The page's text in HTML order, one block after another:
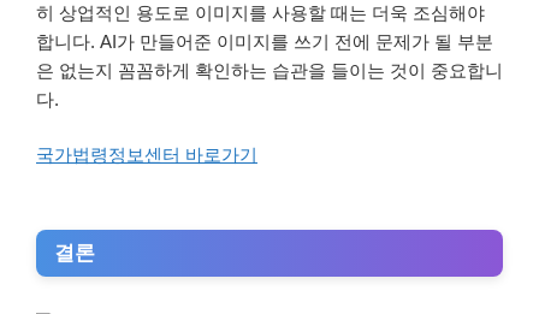
히 상업적인 용도로 이미지를 사용할 때는 더욱 조심해야
합니다. AI가 만들어준 이미지를 쓰기 전에 문제가 될 부분
은 없는지 꼼꼼하게 확인하는 습관을 들이는 것이 중요합니
다.
국가법령정보센터 바로가기
결론